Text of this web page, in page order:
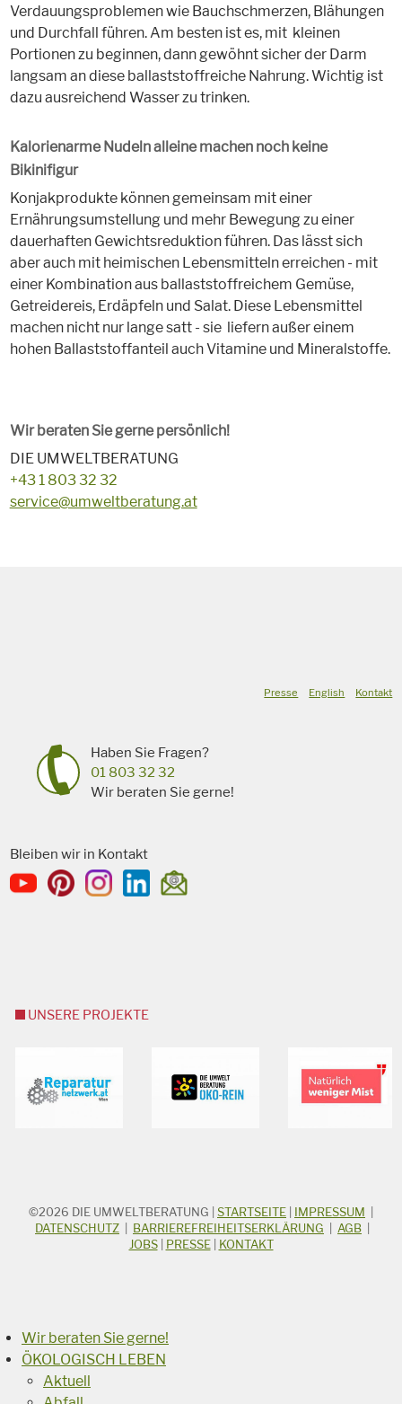
Verdauungsproblemen wie Bauchschmerzen, Blähungen
und Durchfall führen. Am besten ist es, mit kleinen
Portionen zu beginnen, dann gewöhnt sicher der Darm
langsam an diese ballaststoffreiche Nahrung. Wichtig ist
dazu ausreichend Wasser zu trinken.
Kalorienarme Nudeln alleine machen noch keine
Bikinifigur
Konjakprodukte können gemeinsam mit einer
Ernährungsumstellung und mehr Bewegung zu einer
dauerhaften Gewichtsreduktion führen. Das lässt sich
aber auch mit heimischen Lebensmitteln erreichen - mit
einer Kombination aus ballaststoffreichem Gemüse,
Getreidereis, Erdäpfeln und Salat. Diese Lebensmittel
machen nicht nur lange satt - sie liefern außer einem
hohen Ballaststoffanteil auch Vitamine und Mineralstoffe.
Wir beraten Sie gerne persönlich!
DIE UMWELTBERATUNG
+43 1 803 32 32
service@umweltberatung.at
Presse English Kontakt
Haben Sie Fragen?
01 803 32 32
Wir beraten Sie gerne!
Bleiben wir in Kontakt
UNSERE PROJEKTE
STICHWORTSUCHE
Suchbegriff
©2026 DIE UMWELTBERATUNG STARTSEITE IMPRESSUM
DATENSCHUTZ
BARRIEREFREIHEITSERKLÄRUNG AGB
JOBS| PRESSE| KONTAKT
Wir beraten Sie gerne!
ÖKOLOGISCH LEBEN
Aktuell